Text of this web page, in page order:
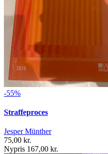
-55%
Straffeproces
Jesper Münther
75,00 kr.
Nypris 167,00 kr.